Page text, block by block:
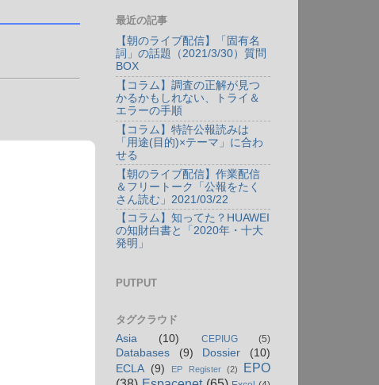
最近の記事
【朝のライブ配信】「固有名
詞」の話題（2021/3/30）質問
BOX
【コラム】調査の正解が見つ
かるかもしれない、トライ＆
エラーの手順
【コラム】特許公報読みは
「用途(目的)×テーマ」に合わ
せる
【朝のライブ配信】作業配信
＆フリートーク「公報をたく
さん読む」2021/03/22
【コラム】知ってた？HUAWEI
の知財白書と「2020年・十大
発明」
PUTPUT
タグクラウド
Asia
(10) CEPIUG (5)
Databases (9) Dossier
(10)
ECLA (9) EP Register (2)
EPO